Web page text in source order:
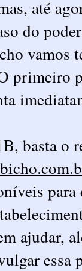
até
do
vamos
primeiro
basta o
ajudar,
essa